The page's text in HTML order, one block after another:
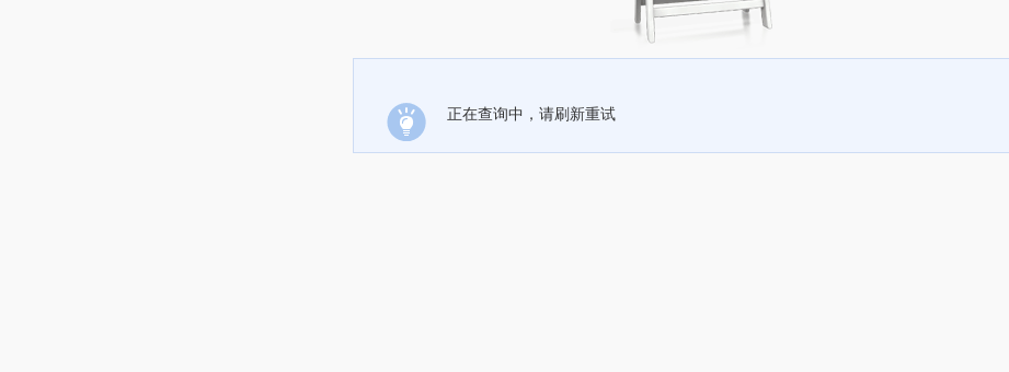
正在查询中，请刷新重试